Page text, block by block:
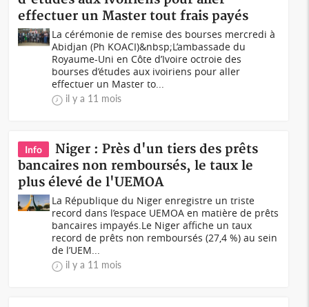
effectuer un Master tout frais payés
La cérémonie de remise des bourses mercredi à
Abidjan (Ph KOACI)&nbsp;L’ambassade du
Royaume-Uni en Côte d’Ivoire octroie des
bourses d’études aux ivoiriens pour aller
effectuer un Master to...
il y a 11 mois
Info
Niger : Près d'un tiers des prêts
bancaires non remboursés, le taux le
plus élevé de l'UEMOA
La République du Niger enregistre un triste
record dans l’espace UEMOA en matière de prêts
bancaires impayés.Le Niger affiche un taux
record de prêts non remboursés (27,4 %) au sein
de l’UEM...
il y a 11 mois